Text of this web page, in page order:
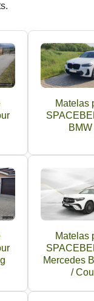
Matelas
Matelas
Mercedes
/